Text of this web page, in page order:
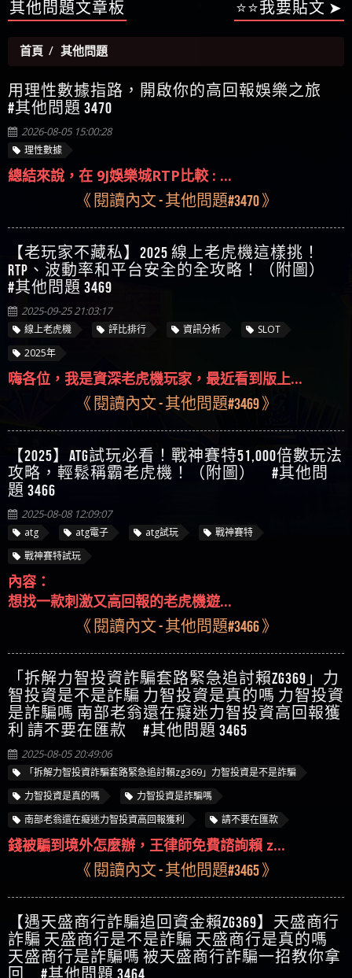
被騙資金
ALYWS是詐騙嗎 （ALYWS）無法出金 請小心群組暗椿
者免費援助賴zg369）當當詐騙 當當是不是詐騙 當
利回報被騙的家破人亡
【陳順堪】星匯娛樂城出金幾次後贏錢就不給出
金
【陳順堪】黑網出金幾次後贏了就不出金出
【玩運彩】
【蘇俊曄】所以會出金嗎現在也是一樣的狀況
【侯依揚】廢物喔
其他問題文章板 ⭐⭐我要貼文 ➤
首頁 其他問題
用理性數據指路，開啟你的高回報娛樂之旅
#其他問題 3470
2026-08-05 15:00:28
理性數據
總結來說，在 9J娛樂城RTP比較 : ...
《 閱讀內文 - 其他問題#3470 》
【老玩家不藏私】2025 線上老虎機這樣挑！
RTP、波動率和平台安全的全攻略！（附圖）
#其他問題 3469
2025-09-25 21:03:17
線上老虎機 評比排行 資訊分析
SLOT
2025年
嗨各位，我是資深老虎機玩家，最近看到版上...
《 閱讀內文 - 其他問題#3469 》
【2025】ATG試玩必看！戰神賽特51,000倍數玩法
攻略，輕鬆稱霸老虎機！（附圖） #其他問
題 3466
2025-08-08 12:09:07
atg atg電子 atg試玩
戰神賽特
戰神賽特試玩
內容：
想找一款刺激又高回報的老虎機遊...
《 閱讀內文 - 其他問題#3466 》
「拆解力智投資詐騙套路緊急追討賴zg369」力
智投資是不是詐騙 力智投資是真的嗎 力智投資
是詐騙嗎 南部老翁還在癡迷力智投資高回報獲
利 請不要在匯款 #其他問題 3465
2025-08-05 20:49:06
「拆解力智投資詐騙套路緊急追討賴zg369」力智投資是不是詐騙
力智投資是真的嗎
力智投資是詐騙嗎
南部老翁還在癡迷力智投資高回報獲利
請不要在匯款
錢被騙到境外怎麼辦，王律師免費諮詢賴 z...
《 閱讀內文 - 其他問題#3465 》
【遇天盛商行詐騙追回資金賴zg369】天盛商行
詐騙 天盛商行是不是詐騙 天盛商行是真的嗎
天盛商行是詐騙嗎 被天盛商行詐騙一招教你拿
回 #其他問題 3464